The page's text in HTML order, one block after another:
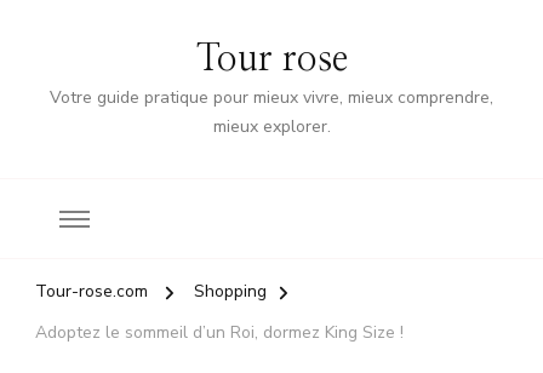
Tour rose
Votre guide pratique pour mieux vivre, mieux comprendre,
mieux explorer.
Tour-rose.com
Shopping
Adoptez le sommeil d’un Roi, dormez King Size !